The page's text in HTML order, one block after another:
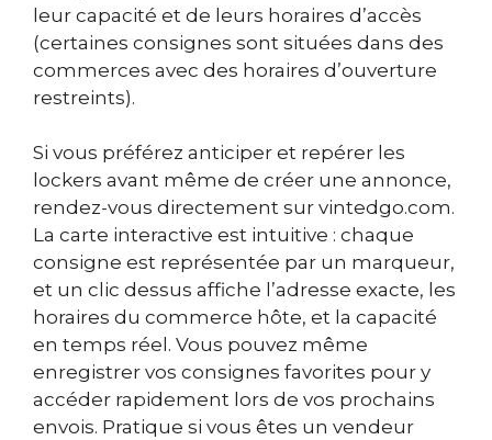
leur capacité et de leurs horaires d’accès
(certaines consignes sont situées dans des
commerces avec des horaires d’ouverture
restreints).
Si vous préférez anticiper et repérer les
lockers avant même de créer une annonce,
rendez-vous directement sur vintedgo.com.
La carte interactive est intuitive : chaque
consigne est représentée par un marqueur,
et un clic dessus affiche l’adresse exacte, les
horaires du commerce hôte, et la capacité
en temps réel. Vous pouvez même
enregistrer vos consignes favorites pour y
accéder rapidement lors de vos prochains
envois. Pratique si vous êtes un vendeur